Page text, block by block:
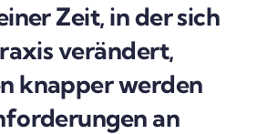
Zeit, in der sich
verändert,
knapper werden
an